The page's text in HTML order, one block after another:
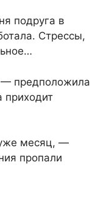
подруга в
Стрессы,
предположила
месяц, —
пропали